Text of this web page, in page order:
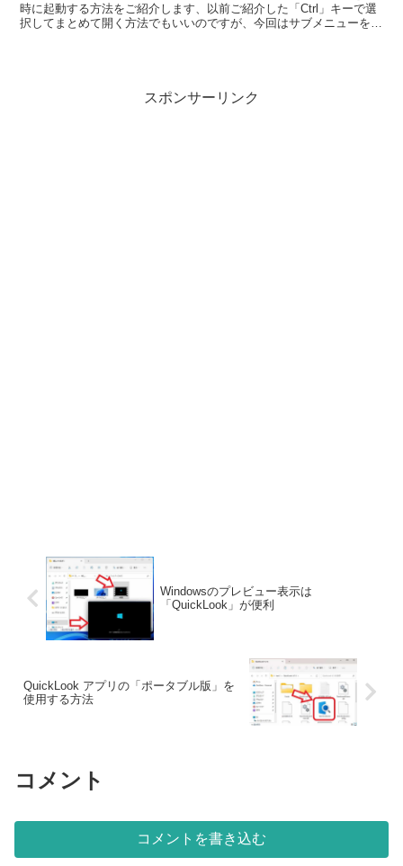
時に起動する方法をご紹介します、以前ご紹介した「Ctrl」キーで選
択してまとめて開く方法でもいいのですが、今回はサブメニューを利
スポンサーリンク
Windowsのプレビュー表示は
「QuickLook」が便利
QuickLook アプリの「ポータブル版」を
使用する方法
コメント
コメントを書き込む